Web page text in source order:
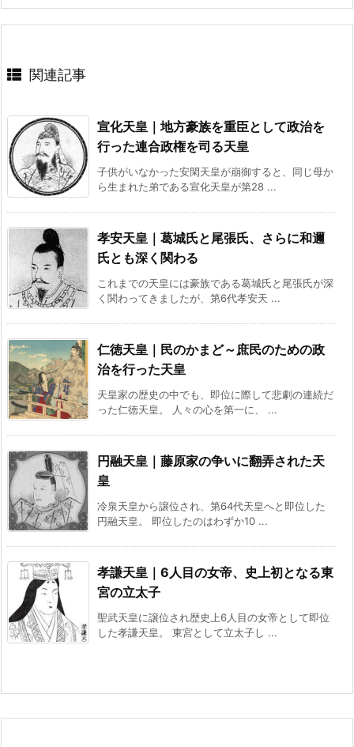
関連記事
宣化天皇｜地方豪族を重臣として政治を
行った連合政権を司る天皇
子供がいなかった安閑天皇が崩御すると、同じ母か
ら生まれた弟である宣化天皇が第28 ...
孝安天皇｜葛城氏と尾張氏、さらに和邇
氏とも深く関わる
これまでの天皇には豪族である葛城氏と尾張氏が深
く関わってきましたが、第6代孝安天 ...
仁徳天皇｜民のかまど～庶民のための政
治を行った天皇
天皇家の歴史の中でも、即位に際して悲劇の連続だ
った仁徳天皇。 人々の心を第一に、 ...
円融天皇｜藤原家の争いに翻弄された天
皇
冷泉天皇から譲位され、第64代天皇へと即位した
円融天皇。 即位したのはわずか10 ...
孝謙天皇｜6人目の女帝、史上初となる東
宮の立太子
聖武天皇に譲位され歴史上6人目の女帝として即位
した孝謙天皇。 東宮として立太子し ...